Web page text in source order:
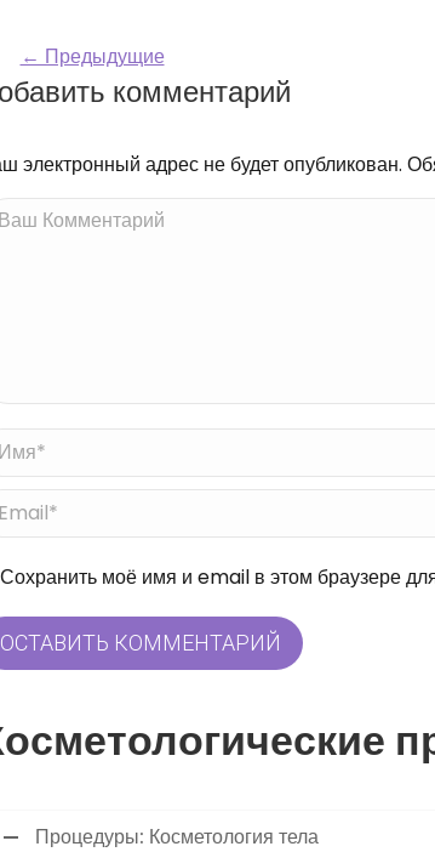
по
← Предыдущие
комментарий
электронный адрес не будет опубликован.
Комментарий
*
*
Сохранить моё имя и email в этом браузере
ОСТАВИТЬ КОММЕНТАРИЙ
Процедуры: Косметология тела